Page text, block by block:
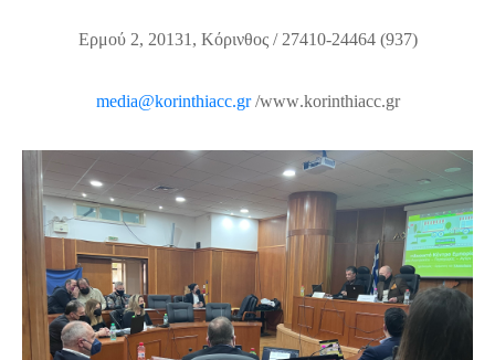
Ερμού 2, 20131, Κόρινθος / 27410-24464 (937)
media@korinthiacc.gr/www.korinthiacc.gr